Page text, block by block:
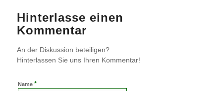
Hinterlasse einen
Kommentar
An der Diskussion beteiligen?
Hinterlassen Sie uns Ihren Kommentar!
Name *